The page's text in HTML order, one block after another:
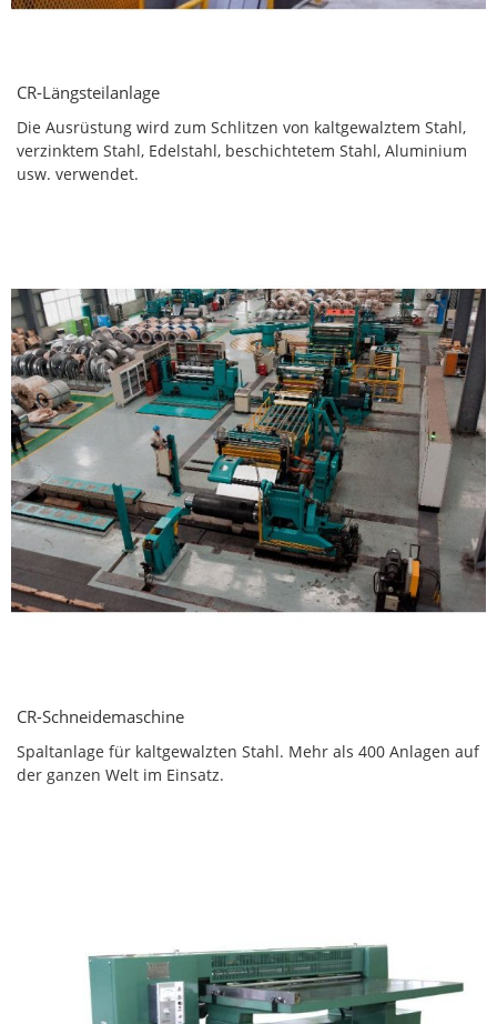
CR-Längsteilanlage
Die Ausrüstung wird zum Schlitzen von kaltgewalztem Stahl,
verzinktem Stahl, Edelstahl, beschichtetem Stahl, Aluminium
usw. verwendet.
CR-Schneidemaschine
Spaltanlage für kaltgewalzten Stahl. Mehr als 400 Anlagen auf
der ganzen Welt im Einsatz.